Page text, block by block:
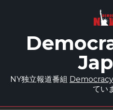
NY独立報道番組
てい